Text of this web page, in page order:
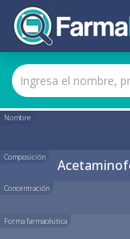
Nombre
Composición
Concentración
Forma farmacéutica